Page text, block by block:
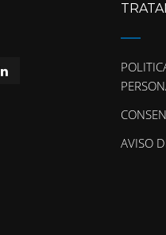
AVISO